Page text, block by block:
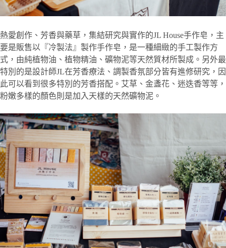
熱愛創作、芳香與藥草，集結研究與實作的JL House手作皂，主
要是販售以『冷製法』製作手作皂，是一種細緻的手工製作方
式，由純植物油、植物精油、礦物泥等天然質材所製成。另外最
特別的是設計師JL在芳香療法、調製香氛部分皆有進修研究，因
此可以看到很多特別的芳香搭配。艾草、金盞花、迷迭香等等，
粉嫩多樣的顏色則是加入天樣的天然礦物泥。